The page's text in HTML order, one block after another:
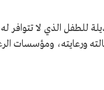
للطفل الذي لا تتوافر
ورعايته، ومؤسسات